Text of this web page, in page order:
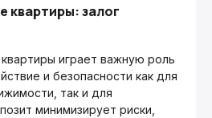
квартиры: залог
играет важную роль
и безопасности как для
так и для
минимизирует риски,